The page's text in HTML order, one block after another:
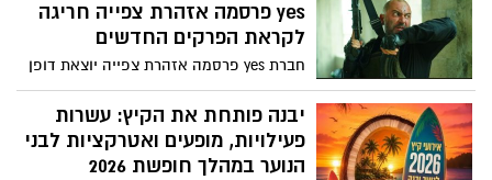
ויצאו עם הרבה יותר מזה.
yes פרסמה אזהרת צפייה חריגה
לקראת הפרקים החדשים
חברת yes פרסמה אזהרת צפייה יוצאת דופן
לקראת שידור הפרקים השביעי והשמיני של
העונה החמישית של סדרת הלהיט "פאודה",
בשל תכנים המתארים ומשחזרים את אירועי 7
באוקטובר ועלולים להיות קשים לצפייה עבור
יבנה פותחת את הקיץ: עשרות
פעילויות, מופעים ואטרקציות לבני
הנוער במהלך חופשת 2026